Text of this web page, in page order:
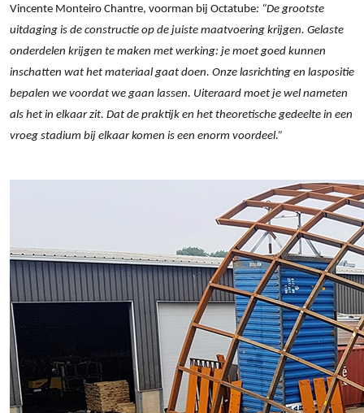
Vincente Monteiro Chantre, voorman bij Octatube: “De grootste
uitdaging is de constructie op de juiste maatvoering krijgen. Gelaste
onderdelen krijgen te maken met werking: je moet goed kunnen
inschatten wat het materiaal gaat doen. Onze lasrichting en laspositie
bepalen we voordat we gaan lassen. Uiteraard moet je wel nameten
als het in elkaar zit. Dat de praktijk en het theoretische gedeelte in een
vroeg stadium bij elkaar komen is een enorm voordeel.”